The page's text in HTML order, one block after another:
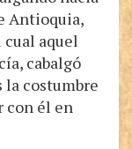
Antioquia,
cual aquel
cabalgó
la costumbre
con él en